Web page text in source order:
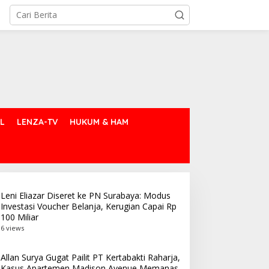
LENZA-TV HUKUM & HAM
ALFI Jatim Datangi
Konsolidasi
Obat Ilegal, Lindungi Lebih
Leni Eliazar Diseret ke PN Surabaya: Modus
Investasi Voucher Belanja, Kerugian Capai Rp
100 Miliar
6 views
Allan Surya Gugat Pailit PT Kertabakti Raharja,